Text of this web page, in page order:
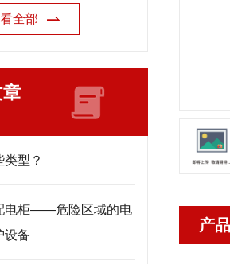
全部
类型？
电柜——危险区域的电
设备
产